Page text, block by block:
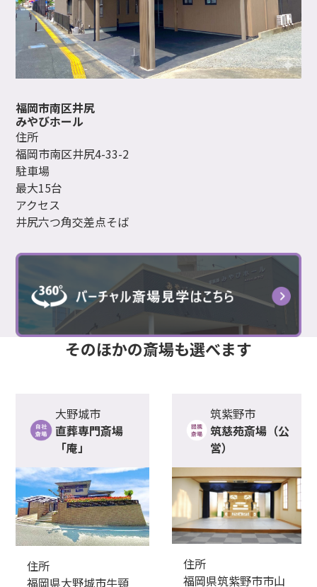
福岡市南区井尻
みやびホール
住所
福岡市南区井尻4-33-2
駐車場
最大15台
アクセス
井尻六つ角交差点そば
そのほかの斎場も選べます
大野城市
直葬専門斎場
「庵」
住所
福岡県大野城市牛頸
筑紫野市
筑慈苑斎場（公
営）
住所
福岡県筑紫野市市山